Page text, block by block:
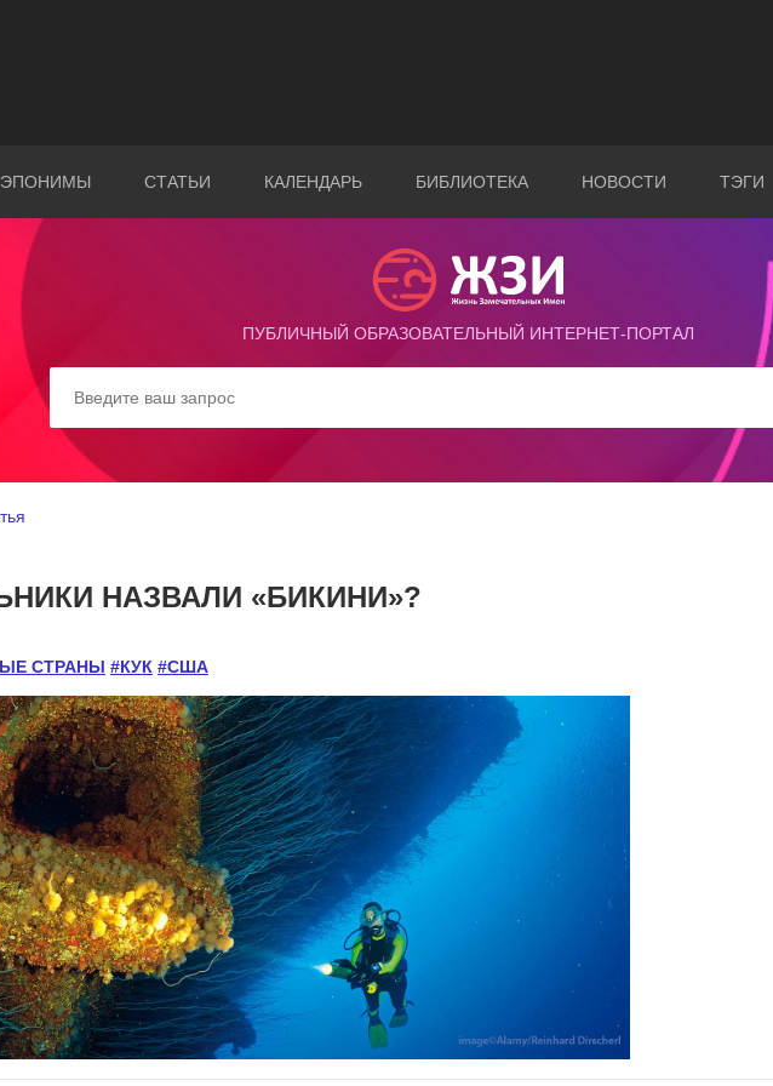
ЭПОНИМЫ СТАТЬИ КАЛЕНДАРЬ БИБЛИОТЕКА НОВОСТИ ТЭГИ
ПУБЛИЧНЫЙ ОБРАЗОВАТЕЛЬНЫЙ ИНТЕРНЕТ-ПОРТАЛ
НАЗВАЛИ «БИКИНИ»?
СТРАНЫ #КУК #США